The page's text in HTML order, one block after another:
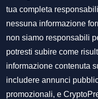
tua completa
nessuna informazione
non siamo responsabili
potresti subire come
informazione contenuta
includere annunci
promozionali, e